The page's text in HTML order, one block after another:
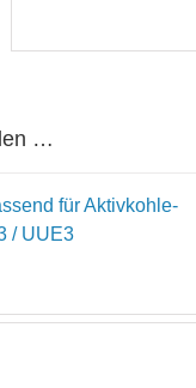
…
für Aktivkohle-
/ UUE3